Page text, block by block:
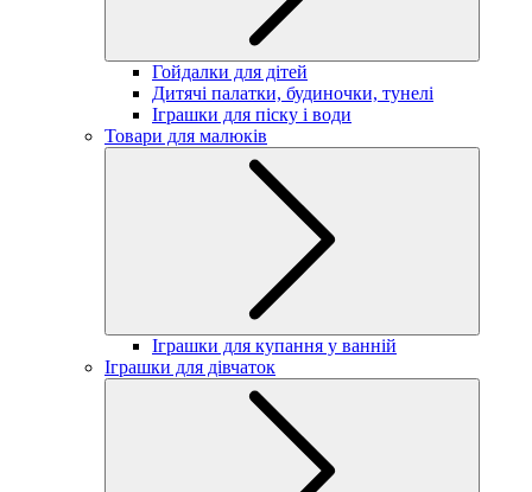
Гойдалки для дітей
Дитячі палатки, будиночки, тунелі
Іграшки для піску і води
Товари для малюків
Іграшки для купання у ванній
Іграшки для дівчаток